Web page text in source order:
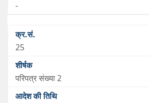
-
25
परिपत्र संख्या 2